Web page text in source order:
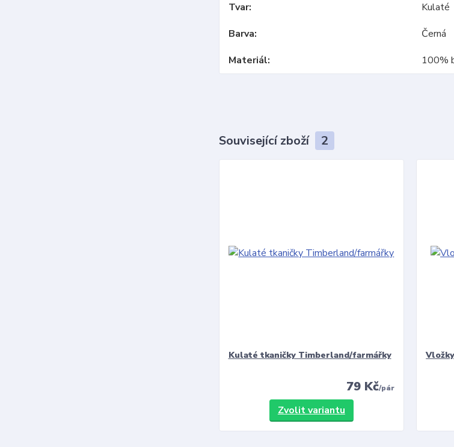
Tvar
Kulaté
Barva
Černá
Materiál
100%
Související zboží 2
Kulaté tkaničky Timberland/farmářky
79 Kč/pár
Zvolit variantu